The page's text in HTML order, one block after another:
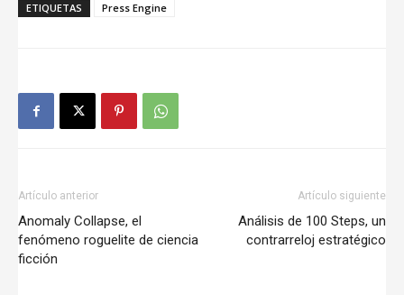
ETIQUETAS Press Engine
Artículo anterior
Anomaly Collapse, el
fenómeno roguelite de ciencia
ficción
Artículo siguiente
Análisis de 100 Steps, un
contrarreloj estratégico